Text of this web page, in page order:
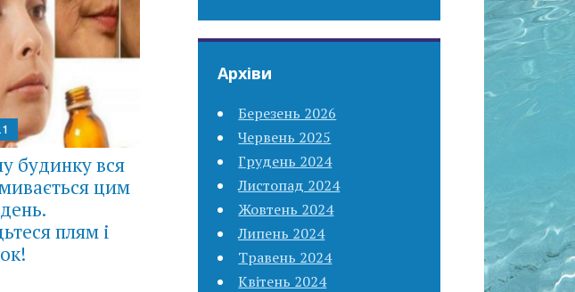
будинку вся
цим
плям і
Архіви
Березень 2026
Червень 2025
Грудень 2024
Листопад 2024
Жовтень 2024
Липень 2024
Травень 2024
Квітень 2024